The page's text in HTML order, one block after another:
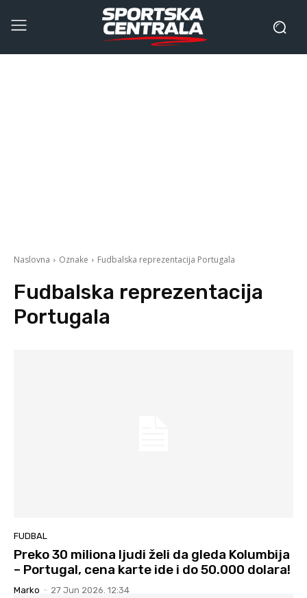
Naslovna Oznake Fudbalska reprezentacija Portugala
Fudbalska reprezentacija
Portugala
FUDBAL
Preko 30 miliona ljudi želi da gleda Kolumbija
– Portugal, cena karte ide i do 50.000 dolara!
Marko - 27 Jun 2026. 12:34